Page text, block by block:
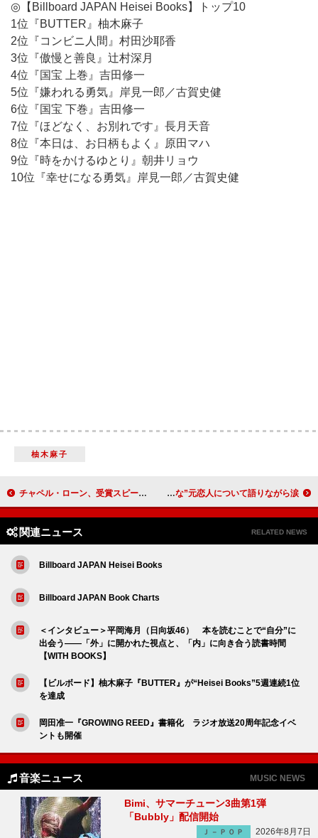
◎【Billboard JAPAN Heisei Books】トップ10
1位『BUTTER』柚木麻子
2位『コンビニ人間』村田沙耶香
3位『傲慢と善良』辻村深月
4位『国宝 上巻』吉田修一
5位『嫌われる勇気』岸見一郎／古賀史健
6位『国宝 下巻』吉田修一
7位『ほどなく、お別れです』長月天音
8位『本日は、お日柄もよく』原田マハ
9位『時をかけるゆとり』朝井リョウ
10位『幸せになる勇気』岸見一郎／古賀史健
柚木麻子
チャペル・ローン、受賞スピーチで“お金を持っている人は誰であれ、手放す義務がある”と発言 BLACKPINKロゼ、現在の恋愛状況と“有害な”元恋人について語りながら涙
関連ニュース RELATED NEWS
Billboard JAPAN Heisei Books
Billboard JAPAN Book Charts
＜インタビュー＞平岡海月（日向坂46） 本を読むことで“自分”に
出会う――「外」に開かれた視点と、「内」に向き合う読書時間
【WITH BOOKS】
【ビルボード】柚木麻子『BUTTER』が“Heisei Books”5週連続1位
を達成
岡田准一『GROWING REED』書籍化 ラジオ放送20周年記念イベ
ントも開催
音楽ニュース MUSIC NEWS
Bimi、サマーチューン3曲第1弾
「Bubbly」配信開始
Ｊ－ＰＯＰ 2026年8月7日